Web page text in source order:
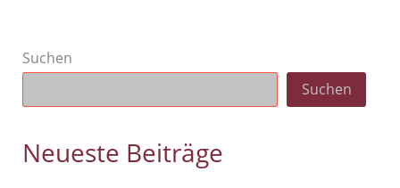
Suchen
Suchen
Neueste Beiträge